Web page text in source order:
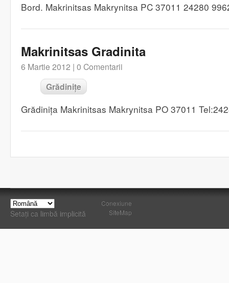
Bord. Makrinitsas Makrynitsa PC 37011 24280
Makrinitsas Gradinita
6 Martie 2012 | 0 Comentarii
Grădinițe
Grădinița Makrinitsas Makrynitsa PO 37011
Setați ca limbă implicită
Conexiune
SiteMap